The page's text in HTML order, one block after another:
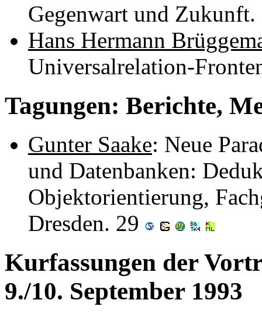
Gegenwart und
Hans Hermann
Universalrelation-
Tagungen: Berichte,
Gunter Saake: Neue
und Datenbanken:
Objektorientierung,
Dresden. 29
Kurfassungen der
9./10. September 1993